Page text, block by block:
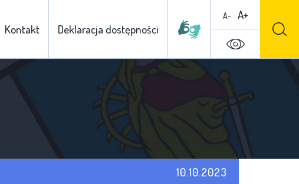
Kontakt Deklaracja dostępności
A- A+
10.10.2023